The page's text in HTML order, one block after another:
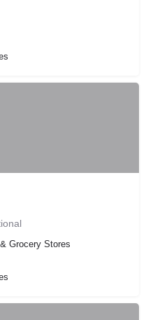
Grocery Stores